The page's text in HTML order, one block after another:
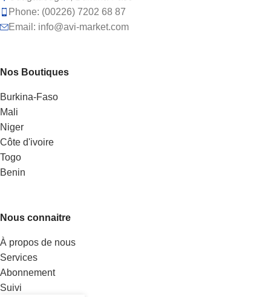
Phone: (00226) 7202 68 87
Email: info@avi-market.com
Nos Boutiques
Burkina-Faso
Mali
Niger
Côte d'ivoire
Togo
Benin
Nous connaitre
À propos de nous
Services
Abonnement
Suivi